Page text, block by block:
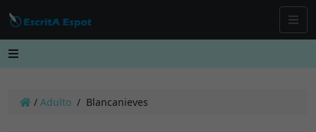
/ Adulto / Blancanieves